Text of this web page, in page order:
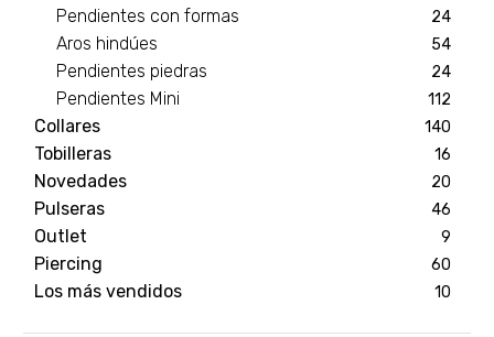
Pendientes con formas 24
Aros hindúes 54
Pendientes piedras 24
Pendientes Mini 112
Collares 140
Tobilleras 16
Novedades 20
Pulseras 46
Outlet 9
Piercing 60
Los más vendidos 10